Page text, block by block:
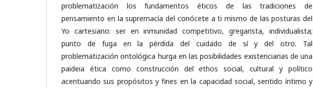
problematización los fundamentos éticos de las tradiciones de
pensamiento en la supremacía del conócete a ti mismo de las posturas del
Yo cartesiano: ser en inmunidad competitivo, gregarista, individualista;
punto de fuga en la pérdida del cuidado de sí y del otro. Tal
problematización ontológica hurga en las posibilidades existenciarias de una
paideia ética como construcción del ethos social, cultural y político
acentuando sus propósitos y fines en la capacidad social, sentido íntimo y